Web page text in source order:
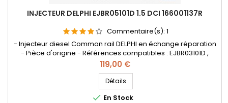
INJECTEUR DELPHI EJBR05101D 1.5 DCI 166001137R
Commentaire(s): 1
- Injecteur diesel Common rail DELPHI en échange réparation
- Pièce d'origine - Références compatibles : EJBR03101D ,
EJBR05101D , EJBR05102D , 28232251 , 8200421359 , 8200815416 ,
166001137R , 8200421897 , H8200421897 8200676774 ,
7711497343 , 8200421359 , 8200815416 , 166001137R , 8200421897
, H8200421897 , 8200676774 , 7711497343 - Pour Renault...
Prix
119,00 €
Détails
 En Stock